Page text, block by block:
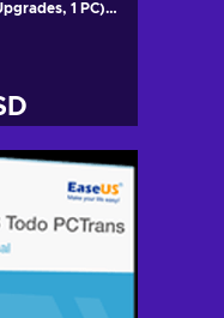
1 PC)
carrello
offerte